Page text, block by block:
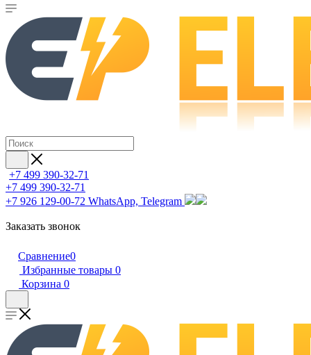
+7 499 390-32-71
+7 499 390-32-71
+7 926 129-00-72 WhatsApp, Telegram
Заказать звонок
Сравнение0
Избранные товары 0
Корзина 0